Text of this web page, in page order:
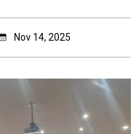
Nov 14, 2025